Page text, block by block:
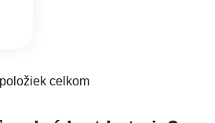
Ovládacie prvky výpisu
položiek celkom